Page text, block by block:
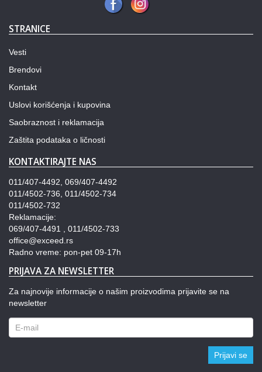
STRANICE
Vesti
Brendovi
Kontakt
Uslovi korišćenja i kupovina
Saobraznost i reklamacija
Zaštita podataka o ličnosti
KONTAKTIRAJTE NAS
011/407-4492, 069/407-4492
011/4502-736, 011/4502-734
011/4502-732
Reklamacije:
069/407-4491 , 011/4502-733
office@exceed.rs
Radno vreme: pon-pet 09-17h
PRIJAVA ZA NEWSLETTER
Za najnovije informacije o našim proizvodima prijavite se na
newsletter
Prijavi se